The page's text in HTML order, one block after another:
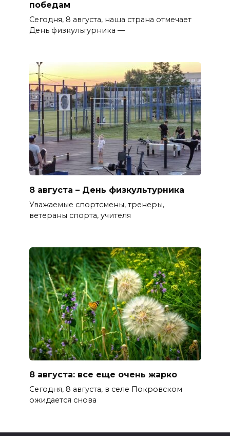
победам
Сегодня, 8 августа, наша страна отмечает
День физкультурника —
8 августа – День физкультурника
Уважаемые спортсмены, тренеры,
ветераны спорта, учителя
8 августа: все еще очень жарко
Сегодня, 8 августа, в селе Покровском
ожидается снова